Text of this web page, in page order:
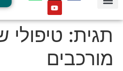
תגית: טיפולי
מורכבים